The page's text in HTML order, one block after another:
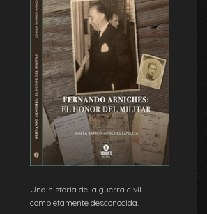
Una historia de la guerra civil
completamente desconocida.